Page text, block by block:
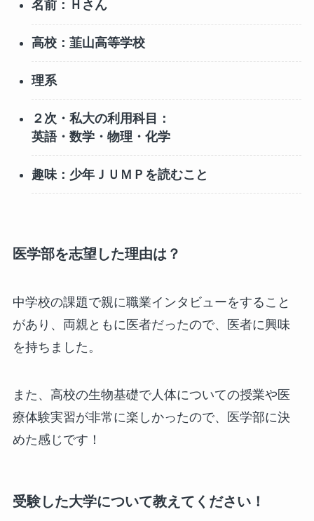
名前：Ｈさん
高校：韮山高等学校
理系
２次・私大の利用科目：
英語・数学・物理・化学
趣味：少年ＪＵＭＰを読むこと
医学部を志望した理由は？
中学校の課題で親に職業インタビューをすること
があり、両親ともに医者だったので、医者に興味
を持ちました。
また、高校の生物基礎で人体についての授業や医
療体験実習が非常に楽しかったので、医学部に決
めた感じです！
受験した大学について教えてください！